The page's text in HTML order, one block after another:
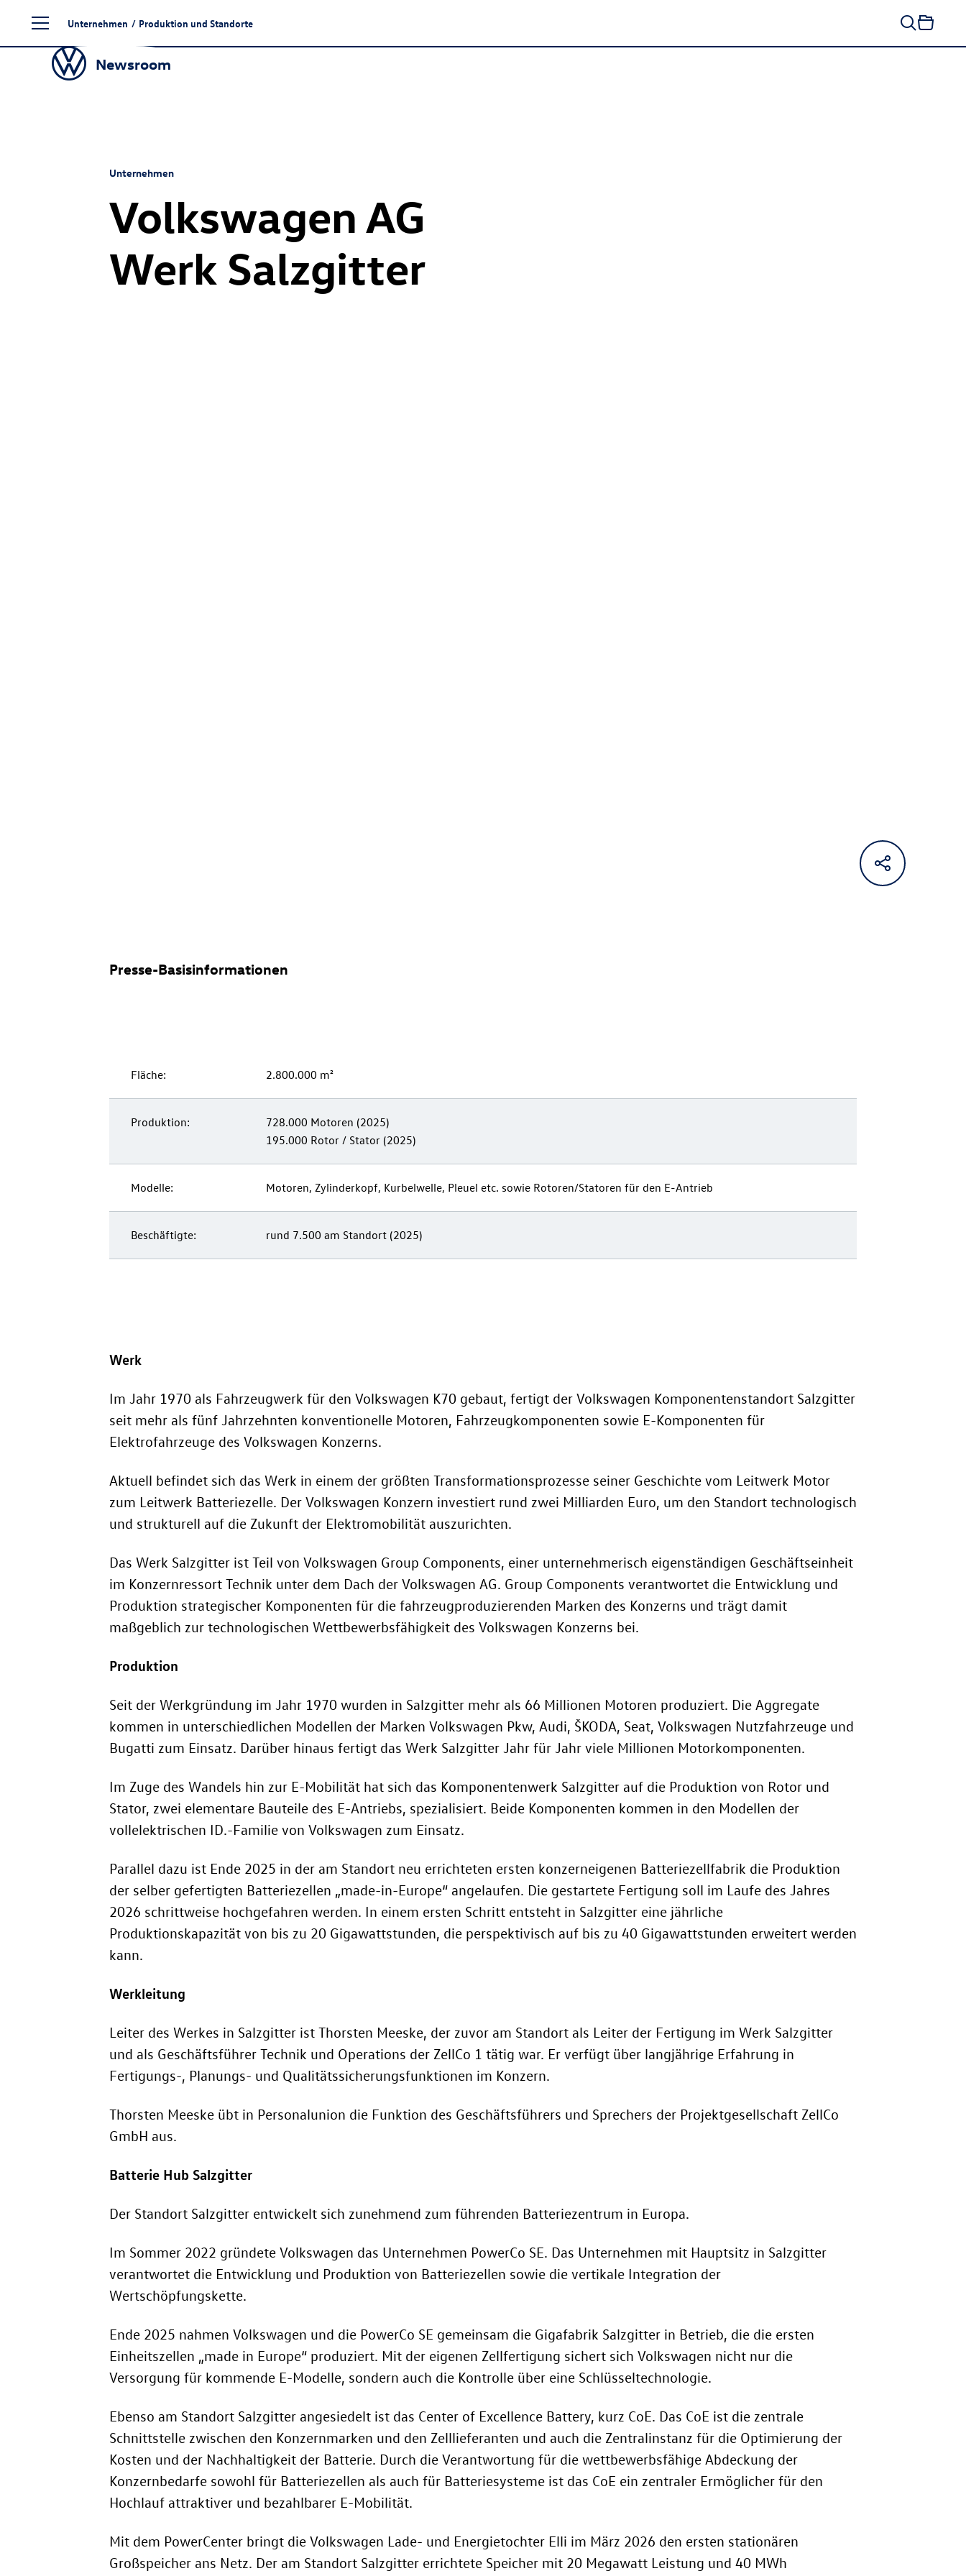
Seiteninhalt
springen
Unternehmen / Produktion und Standorte
Newsroom
Unternehmen
Volkswagen AG
Werk Salzgitter
Presse-Basisinformationen
Fläche: 2.800.000 m²
Produktion:
728.000 Motoren (2025)
195.000 Rotor / Stator (2025)
Modelle: Motoren, Zylinderkopf, Kurbelwelle, Pleuel etc. sowie Rotoren/Statoren für den E-Antrieb
Beschäftigte: rund 7.500 am Standort (2025)
Werk
Im Jahr 1970 als Fahrzeugwerk für den Volkswagen K70 gebaut, fertigt der Volkswagen Komponentenstandort Salzgitter
seit mehr als fünf Jahrzehnten konventionelle Motoren, Fahrzeugkomponenten sowie E-Komponenten für
Elektrofahrzeuge des Volkswagen Konzerns.
Aktuell befindet sich das Werk in einem der größten Transformationsprozesse seiner Geschichte vom Leitwerk Motor
zum Leitwerk Batteriezelle. Der Volkswagen Konzern investiert rund zwei Milliarden Euro, um den Standort technologisch
und strukturell auf die Zukunft der Elektromobilität auszurichten.
Das Werk Salzgitter ist Teil von Volkswagen Group Components, einer unternehmerisch eigenständigen Geschäftseinheit
im Konzernressort Technik unter dem Dach der Volkswagen AG. Group Components verantwortet die Entwicklung und
Produktion strategischer Komponenten für die fahrzeugproduzierenden Marken des Konzerns und trägt damit
maßgeblich zur technologischen Wettbewerbsfähigkeit des Volkswagen Konzerns bei.
Produktion
Seit der Werkgründung im Jahr 1970 wurden in Salzgitter mehr als 66 Millionen Motoren produziert. Die Aggregate
kommen in unterschiedlichen Modellen der Marken Volkswagen Pkw, Audi, ŠKODA, Seat, Volkswagen Nutzfahrzeuge und
Bugatti zum Einsatz. Darüber hinaus fertigt das Werk Salzgitter Jahr für Jahr viele Millionen Motorkomponenten.
Im Zuge des Wandels hin zur E-Mobilität hat sich das Komponentenwerk Salzgitter auf die Produktion von Rotor und
Stator, zwei elementare Bauteile des E-Antriebs, spezialisiert. Beide Komponenten kommen in den Modellen der
vollelektrischen ID.-Familie von Volkswagen zum Einsatz.
Parallel dazu ist Ende 2025 in der am Standort neu errichteten ersten konzerneigenen Batteriezellfabrik die Produktion
der selber gefertigten Batteriezellen „made-in-Europe“ angelaufen. Die gestartete Fertigung soll im Laufe des Jahres
2026 schrittweise hochgefahren werden. In einem ersten Schritt entsteht in Salzgitter eine jährliche
Produktionskapazität von bis zu 20 Gigawattstunden, die perspektivisch auf bis zu 40 Gigawattstunden erweitert werden
kann.
Werkleitung
Leiter des Werkes in Salzgitter ist Thorsten Meeske, der zuvor am Standort als Leiter der Fertigung im Werk Salzgitter
und als Geschäftsführer Technik und Operations der ZellCo 1 tätig war. Er verfügt über langjährige Erfahrung in
Fertigungs-, Planungs- und Qualitätssicherungsfunktionen im Konzern.
Thorsten Meeske übt in Personalunion die Funktion des Geschäftsführers und Sprechers der Projektgesellschaft ZellCo
GmbH aus.
Batterie Hub Salzgitter
Der Standort Salzgitter entwickelt sich zunehmend zum führenden Batteriezentrum in Europa.
Im Sommer 2022 gründete Volkswagen das Unternehmen PowerCo SE. Das Unternehmen mit Hauptsitz in Salzgitter
verantwortet die Entwicklung und Produktion von Batteriezellen sowie die vertikale Integration der
Wertschöpfungskette.
Ende 2025 nahmen Volkswagen und die PowerCo SE gemeinsam die Gigafabrik Salzgitter in Betrieb, die die ersten
Einheitszellen „made in Europe“ produziert. Mit der eigenen Zellfertigung sichert sich Volkswagen nicht nur die
Versorgung für kommende E-Modelle, sondern auch die Kontrolle über eine Schlüsseltechnologie.
Ebenso am Standort Salzgitter angesiedelt ist das Center of Excellence Battery, kurz CoE. Das CoE ist die zentrale
Schnittstelle zwischen den Konzernmarken und den Zelllieferanten und auch die Zentralinstanz für die Optimierung der
Kosten und der Nachhaltigkeit der Batterie. Durch die Verantwortung für die wettbewerbsfähige Abdeckung der
Konzernbedarfe sowohl für Batteriezellen als auch für Batteriesysteme ist das CoE ein zentraler Ermöglicher für den
Hochlauf attraktiver und bezahlbarer E-Mobilität.
Mit dem PowerCenter bringt die Volkswagen Lade- und Energietochter Elli im März 2026 den ersten stationären
Großspeicher ans Netz. Der am Standort Salzgitter errichtete Speicher mit 20 Megawatt Leistung und 40 MWh